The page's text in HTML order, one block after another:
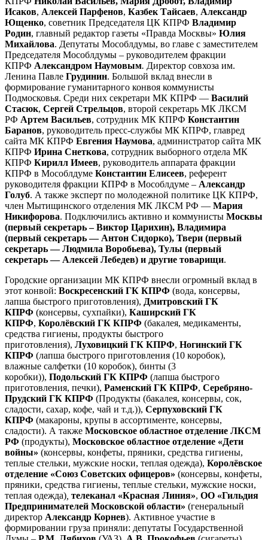
Исаков, Алексей Парфенов, Казбек Тайсаев, Александр
Ющенко, советник Председателя ЦК КПРФ Владимир
Родин, главный редактор газеты «Правда Москвы» Юлия
Михайлова. Депутаты Мособлдумы, во главе с заместителем
Председателя Мособлдумы – руководителем фракции
КПРФ Александром Наумовым. Директор совхоза им.
Ленина Павле Грудинин. Большой вклад внесли в
формирование гуманитарного конвоя коммунисты
Подмосковья. Среди них секретари МК КПРФ — Василий
Стасюк, Сергей Стрельцов, второй секретарь МК ЛКСМ
РФ Артем Васильев, сотрудник МК КПРФ Константин
Баранов, руководитель пресс-службы МК КПРФ, главред
сайта МК КПРФ Евгения Наумова, администратор сайта МК
КПРФ Ирина Снеткова, сотрудник выборного отдела МК
КПРФ Кирилл Имеев, руководитель аппарата фракции
КПРФ в Мособлдуме Константин Елисеев, референт
руководителя фракции КПРФ в Мособлдуме – Александр
Голуб. А также эксперт по молодежной политике ЦК КПРФ,
член Мытищинского отделения МК ЛКСМ РФ — Мария
Никифорова. Подключились активно и коммунисты Москвы
(первый секретарь – Виктор Царихин), Владимира
(первый секретарь — Антон Сидорко), Твери (первый
секретарь — Людмила Воробьева), Тулы (первый
секретарь — Алексей Лебедев) и другие товарищи.
Городские организации МК КПРФ внесли огромный вклад в
этот конвой: Воскресенский ГК КПРФ (вода, консервы,
лапша быстрого приготовления), Дмитровский ГК
КПРФ (консервы, сухпайки), Каширский ГК
КПРФ, Королёвский ГК КПРФ (бакалея, медикаменты,
средства гигиены, продукты быстрого
приготовления), Луховицкий ГК КПРФ, Ногинский ГК
КПРФ (лапша быстрого приготовления (10 коробок),
влажные салфетки (10 коробок), бинты (3
коробки)), Подольский ГК КПРФ (лапша быстрого
приготовления, печки), Раменский ГК КПРФ, Серебряно-
Прудский ГК КПРФ (Продукты (бакалея, консервы, сок,
сладости, сахар, кофе, чай и т.д.)), Серпуховский ГК
КПРФ (макароны, крупы в ассортименте, консервы,
сладости). А также Московское областное отделение ЛКСМ
РФ (продукты), Московское областное отделение «Дети
войны» (консервы, конфеты, пряники, средства гигиены,
теплые стельки, мужские носки, теплая одежда), Королёвское
отделение «Союз Советских офицеров» (консервы, конфеты,
пряники, средства гигиены, теплые стельки, мужские носки,
теплая одежда) телеканал «Красная Линия», ОО «Гильдия
Предпринимателей Московской области» (генеральный
директор Александр Корнев). Активное участие в
формировании груза приняли: депутаты Государственной